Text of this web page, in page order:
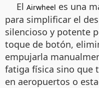
El Airwheel es una
para simplificar el
silencioso y potente
toque de botón,
empujarla
fatiga física sino que
en aeropuertos o